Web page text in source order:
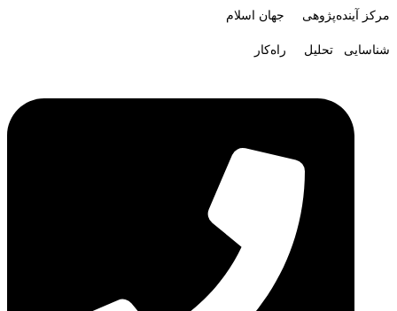
مرکز آینده‌پژوهی جهان اسلام
شناسایی تحلیل راه‌کار